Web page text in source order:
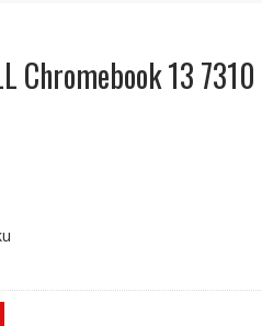
Chromebook 13 7310